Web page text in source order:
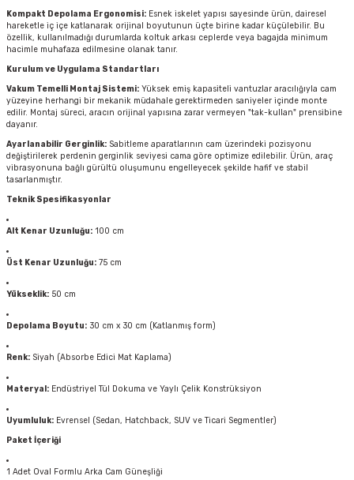
Kompakt Depolama Ergonomisi: Esnek iskelet yapısı sayesinde ürün, dairesel
hareketle iç içe katlanarak orijinal boyutunun üçte birine kadar küçülebilir. Bu
özellik, kullanılmadığı durumlarda koltuk arkası ceplerde veya bagajda minimum
hacimle muhafaza edilmesine olanak tanır.
Kurulum ve Uygulama Standartları
Vakum Temelli Montaj Sistemi: Yüksek emiş kapasiteli vantuzlar aracılığıyla cam
yüzeyine herhangi bir mekanik müdahale gerektirmeden saniyeler içinde monte
edilir. Montaj süreci, aracın orijinal yapısına zarar vermeyen "tak-kullan" prensibine
dayanır.
Ayarlanabilir Gerginlik: Sabitleme aparatlarının cam üzerindeki pozisyonu
değiştirilerek perdenin gerginlik seviyesi cama göre optimize edilebilir. Ürün, araç
vibrasyonuna bağlı gürültü oluşumunu engelleyecek şekilde hafif ve stabil
tasarlanmıştır.
Teknik Spesifikasyonlar
Alt Kenar Uzunluğu: 100 cm
Üst Kenar Uzunluğu: 75 cm
Yükseklik: 50 cm
Depolama Boyutu: 30 cm x 30 cm (Katlanmış form)
Renk: Siyah (Absorbe Edici Mat Kaplama)
Materyal: Endüstriyel Tül Dokuma ve Yaylı Çelik Konstrüksiyon
Uyumluluk: Evrensel (Sedan, Hatchback, SUV ve Ticari Segmentler)
Paket İçeriği
1 Adet Oval Formlu Arka Cam Güneşliği